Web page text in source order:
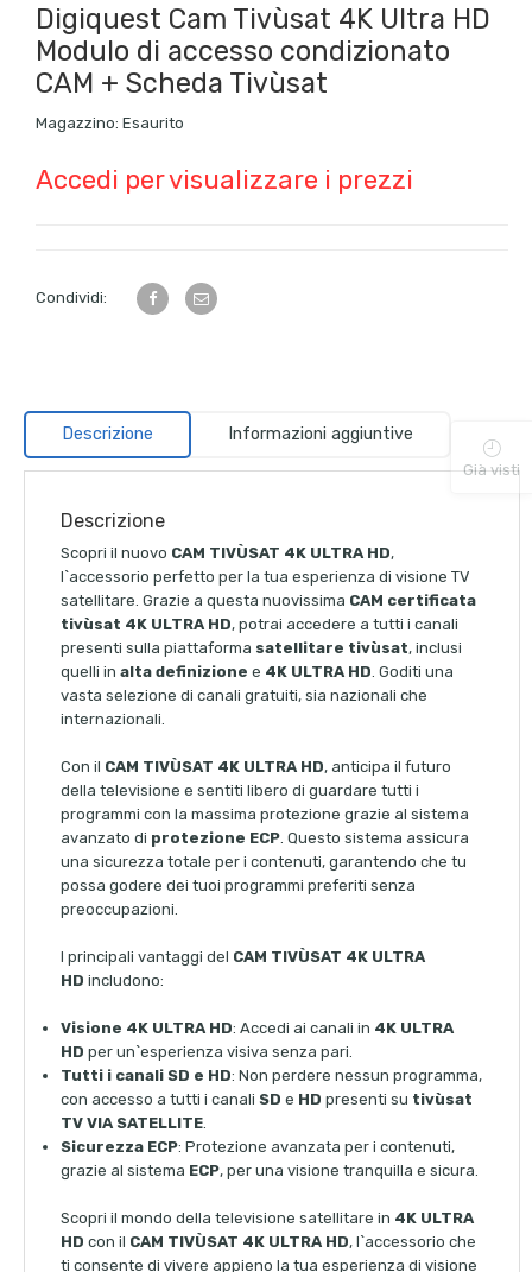
Digiquest Cam Tivùsat 4K Ultra HD
Modulo di accesso condizionato
CAM + Scheda Tivùsat
Magazzino: Esaurito
Accedi per visualizzare i prezzi
Condividi:
Descrizione Informazioni aggiuntive
Descrizione
Scopri il nuovo CAM TIVÙSAT 4K ULTRA HD,
l`accessorio perfetto per la tua esperienza di visione TV
satellitare. Grazie a questa nuovissima CAM certificata
tivùsat 4K ULTRA HD, potrai accedere a tutti i canali
presenti sulla piattaforma satellitare tivùsat, inclusi
quelli in alta definizione e 4K ULTRA HD . Goditi una
vasta selezione di canali gratuiti, sia nazionali che
internazionali.
Con il CAM TIVÙSAT 4K ULTRA HD, anticipa il futuro
della televisione e sentiti libero di guardare tutti i
programmi con la massima protezione grazie al sistema
avanzato di protezione ECP . Questo sistema assicura
una sicurezza totale per i contenuti, garantendo che tu
possa godere dei tuoi programmi preferiti senza
preoccupazioni.
I principali vantaggi del CAM TIVÙSAT 4K ULTRA
HD includono:
Visione 4K ULTRA HD: Accedi ai canali in 4K ULTRA
HD per un`esperienza visiva senza pari.
Tutti i canali SD e HD: Non perdere nessun programma,
con accesso a tutti i canali SD e HD presenti su tivùsat
TV VIA SATELLITE
Sicurezza ECP: Protezione avanzata per i contenuti,
grazie al sistema ECP, per una visione tranquilla e sicura.
Scopri il mondo della televisione satellitare in 4K ULTRA
HD con il CAM TIVÙSAT 4K ULTRA HD, l`accessorio che
ti consente di vivere appieno la tua esperienza di visione
Già visti